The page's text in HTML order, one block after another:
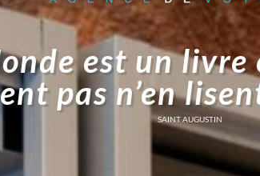
est un
pas n’en
SAINT AUGUSTIN